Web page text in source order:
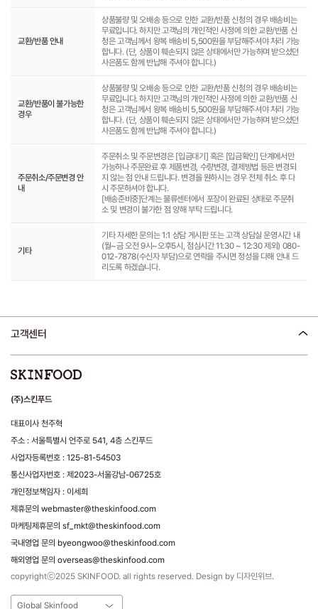
교환/반품 안내
상품불량 및 오배송 등으로 인한 교환/반품 신청의 경우 배송비는
무료입니다. 하지만 고객님의 개인적인 사정에 의한 교환/반품 신
청은 고객님께서 왕복 배송비 5,500원을 부담해주셔야 처리 가능
합니다. (단, 상품이 훼손되지 않은 상태에서만 가능하며 받으셨던
사은품도 함께 반납해 주셔야 합니다.)
교환/반품이 불가능한
경우
상품불량 및 오배송 등으로 인한 교환/반품 신청의 경우 배송비는
무료입니다. 하지만 고객님의 개인적인 사정에 의한 교환/반품 신
청은 고객님께서 왕복 배송비 5,500원을 부담해주셔야 처리 가능
합니다. (단, 상품이 훼손되지 않은 상태에서만 가능하며 받으셨던
사은품도 함께 반납해 주셔야 합니다.)
주문취소/주문변경 안
내
주문취소 및 주문변경은 [입금대기] 혹은 [입금확인] 단계에서만
가능하나 주문완료 후 제품변경, 수량변경, 결제방법 등은 변경되
지 않는 점 안내 드립니다. 변경을 원하시는 경우 전체 취소 후 다
시 주문하셔야 합니다.
[배송준비중]단계는 물류센터에서 포장이 완료된 상태로 주문취
소 및 변경이 불가한 점 양해 부탁 드립니다.
기타
기타 자세한 문의는 1:1 상담 게시판 또는 고객 상담실 운영시간 내
(월~금 오전 9시~오후5시, 점심시간 11:30 ~ 12:30 제외) 080-
012-7878(수신자 부담)으로 연락을 주시면 정성을 다해 안내 드
리도록 하겠습니다.
고객센터
(주)스킨푸드
대표이사 천주혁
주소 : 서울특별시 언주로 541, 4층 스킨푸드
사업자등록번호 : 125-81-54503
통신사업자번호 : 제2023-서울강남-06725호
개인정보책임자 : 이세희
제휴문의 webmaster@theskinfood.com
마케팅제휴문의 sf_mkt@theskinfood.com
국내영업 문의 byeongwoo@theskinfood.com
해외영업 문의 overseas@theskinfood.com
copyrightⓒ2025 SKINFOOD. all rights reserved. Design by 디자인위브.
Global Skinfood